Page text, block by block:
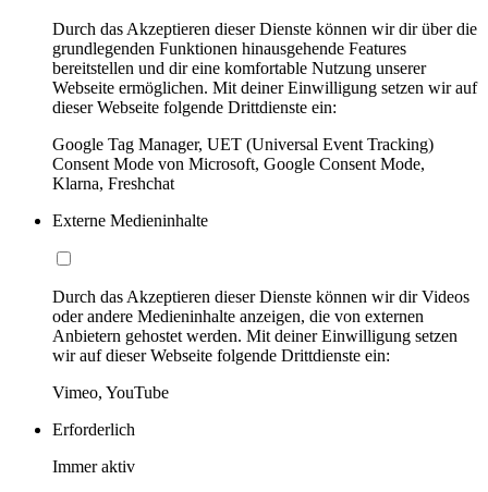
Durch das Akzeptieren dieser Dienste können wir dir über die
grundlegenden Funktionen hinausgehende Features
bereitstellen und dir eine komfortable Nutzung unserer
Webseite ermöglichen. Mit deiner Einwilligung setzen wir auf
dieser Webseite folgende Drittdienste ein:
Google Tag Manager, UET (Universal Event Tracking)
Consent Mode von Microsoft, Google Consent Mode,
Klarna, Freshchat
Externe Medieninhalte
Durch das Akzeptieren dieser Dienste können wir dir Videos
oder andere Medieninhalte anzeigen, die von externen
Anbietern gehostet werden. Mit deiner Einwilligung setzen
wir auf dieser Webseite folgende Drittdienste ein:
Vimeo, YouTube
Erforderlich
Immer aktiv